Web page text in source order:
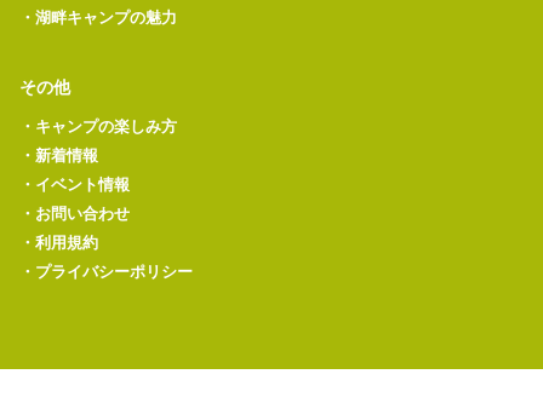
・ 湖畔キャンプの魅力
その他
・ キャンプの楽しみ方
・ 新着情報
・ イベント情報
・ お問い合わせ
・ 利用規約
・ プライバシーポリシー